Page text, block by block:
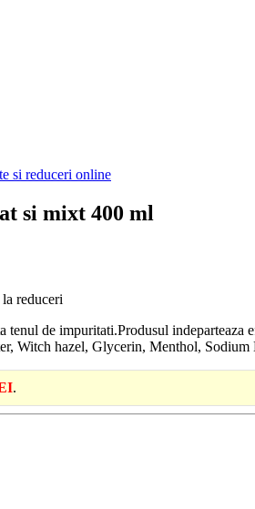
si reduceri online
si mixt 400 ml
la reduceri
de impuritati.Produsul
Witch hazel, Glycerin, Menthol,
.